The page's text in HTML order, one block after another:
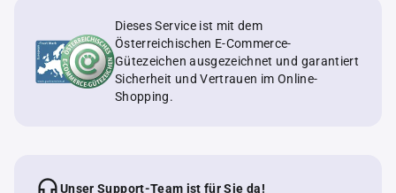
Dieses Service ist mit dem
Österreichischen E-Commerce-
Gütezeichen ausgezeichnet und garantiert
Sicherheit und Vertrauen im Online-
Shopping.
Unser Support-Team ist für Sie da!